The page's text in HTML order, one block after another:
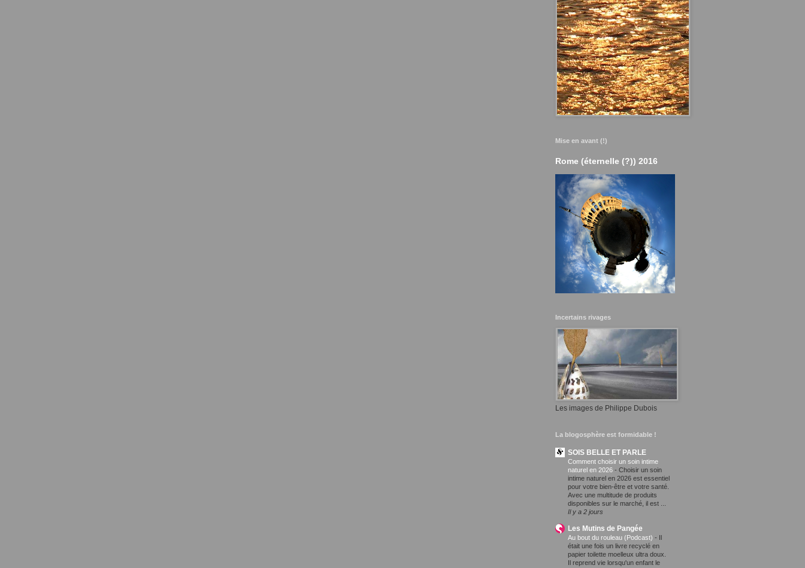
Mise en avant (!)
Rome (éternelle (?)) 2016
Incertains rivages
Les images de Philippe Dubois
La blogosphère est formidable !
SOIS BELLE ET PARLE
Comment choisir un soin intime
naturel en 2026 - Choisir un soin
intime naturel en 2026 est essentiel
pour votre bien-être et votre santé.
Avec une multitude de produits
disponibles sur le marché, il est ...
Il y a 2 jours
Les Mutins de Pangée
Au bout du rouleau (Podcast) - Il
était une fois un livre recyclé en
papier toilette moelleux ultra doux.
Il reprend vie lorsqu'un enfant le